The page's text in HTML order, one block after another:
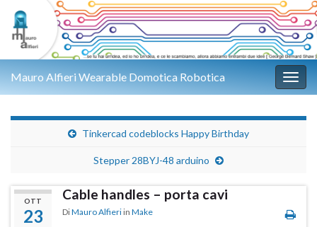
Mauro Alfieri Wearable Domotica Robotica
Tinkercad codeblocks Happy Birthday
Stepper 28BYJ-48 arduino
OTT
23
Cable handles – porta cavi
DiMauro Alfieri in Make